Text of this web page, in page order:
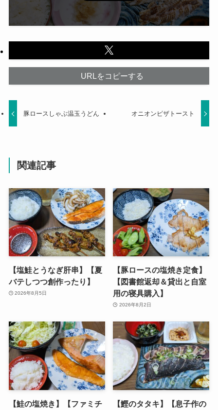
URLをコピーする
豚ロースしゃぶ温玉うどん オニオンピザトースト
関連記事
【塩鮭とうなぎ肝串】【夏
バテしつつ創作ったり】
2026年8月5日
【豚ロースの塩焼き定食】
【図書館返却＆貸出と自室
用の寝具購入】
2026年8月2日
【鮭の塩焼き】【ファミチ
【鰹のタタキ】【息子作の